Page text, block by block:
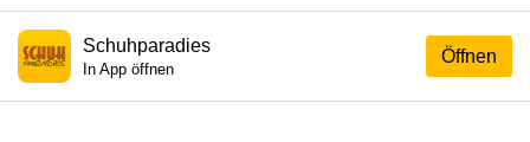
Öffnen
Schuhparadies
In App öffnen